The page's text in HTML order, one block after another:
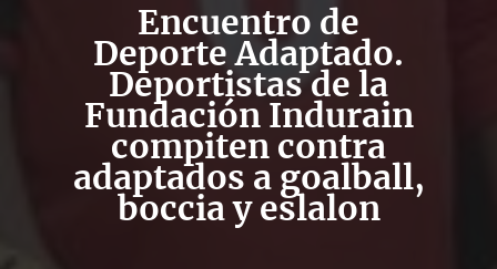
Encuentro de
Deporte Adaptado.
Deportistas de la
Fundación Indurain
compiten contra
adaptados a goalball,
boccia y eslalon